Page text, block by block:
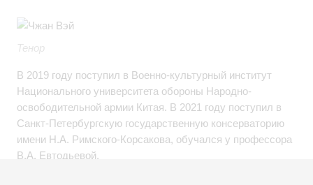
Тенор
В 2019 году поступил в Военно-культурный институт
Национального университета обороны Народно-
освободительной армии Китая. В 2021 году поступил в
Санкт-Петербургскую государственную консерваторию
имени Н.А. Римского-Корсакова, обучался у профессора
В.А. Евтодьевой.